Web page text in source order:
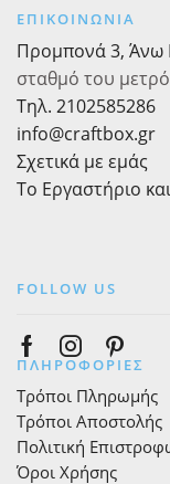
ΕΠΙΚΟΙΝΩΝΙΑ
Προμπονά 3, Άνω
σταθμό του
Τηλ. 2102585286
info@craftbox.gr
Σχετικά με εμάς
Το Εργαστήριο
FOLLOW US
Facebook
Instagram
ΠΛΗΡΟΦΟΡΙΕΣ
Τρόποι Πληρωμής
Τρόποι Αποστολής
Πολιτική
Όροι Χρήσης